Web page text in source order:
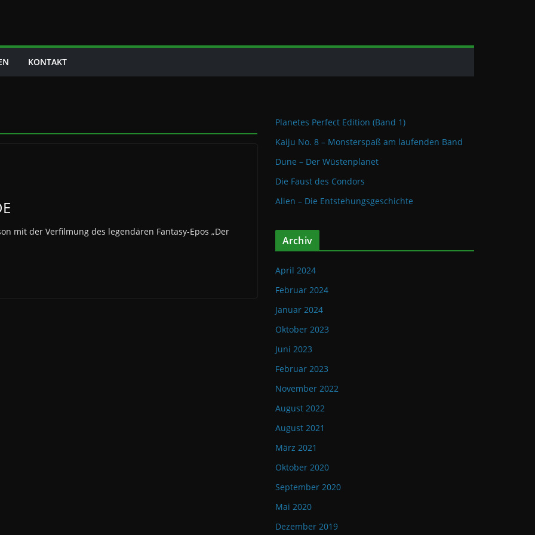
KONTAKT
mit der Verfilmung des legendären Fantasy-Epos „Der
Planetes Perfect Edition (Band 1)
Kaiju No. 8 – Monsterspaß am laufenden Band
Dune – Der Wüstenplanet
Die Faust des Condors
Alien – Die Entstehungsgeschichte
Archiv
April 2024
Februar 2024
Januar 2024
Oktober 2023
Juni 2023
Februar 2023
November 2022
August 2022
August 2021
März 2021
Oktober 2020
September 2020
Mai 2020
Dezember 2019